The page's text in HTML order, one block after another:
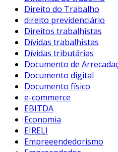
Direito do Trabalho
direito previdenciário
Direitos trabalhistas
Dívidas trabalhistas
Dívidas tributárias
Documento de
Documento digital
Documento físico
e-commerce
EBITDA
Economia
EIRELI
Empreeendedorismo